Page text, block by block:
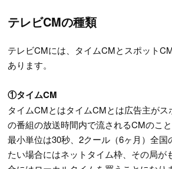
テレビCMの種類
テレビCMには、タイムCMとスポット
あります。
①タイムCM
タイムCMとはタイムCMとは広告主が
の番組の放送時間内で流されるCMのこと
最小単位は30秒、2クール（6ヶ月）全国
たい場合にはネットタイム枠、その局が